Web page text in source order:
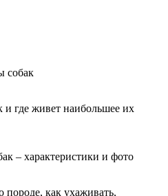
собак
и где живет наибольшее их
– характеристики и фото
как ухаживать,